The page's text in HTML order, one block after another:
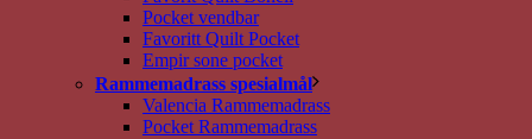
Pocket vendbar
Favoritt Quilt Pocket
Empir sone pocket
Rammemadrass spesialmål
Valencia Rammemadrass
Pocket Rammemadrass